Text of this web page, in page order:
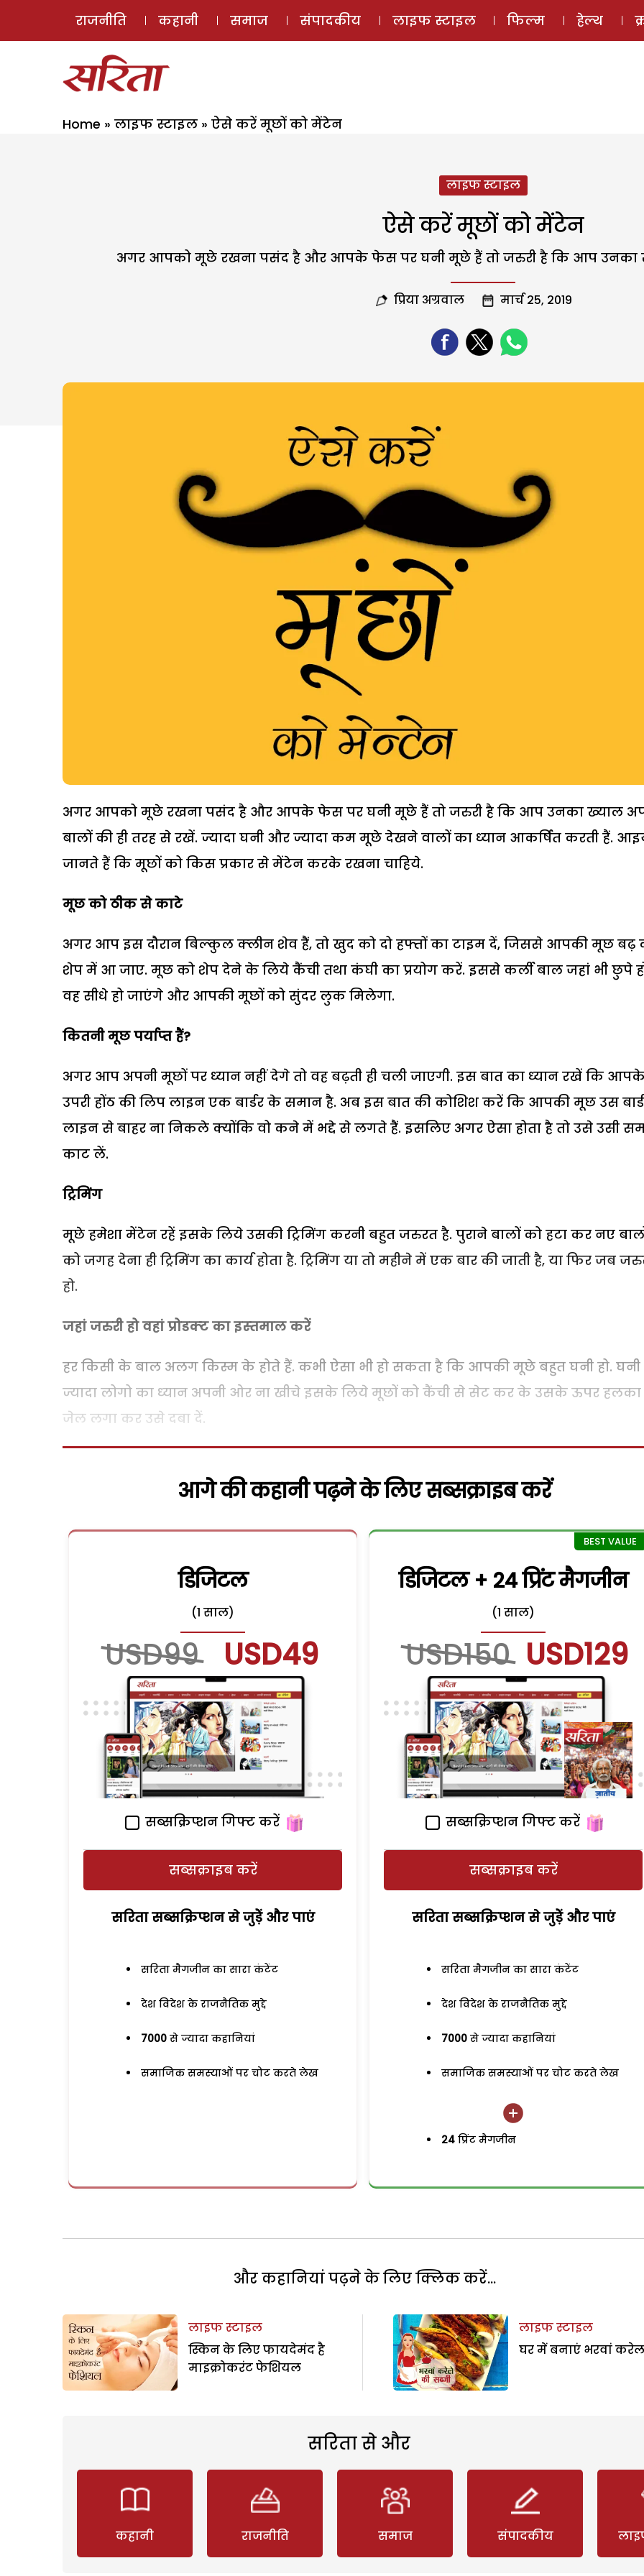
ई-मैगज़ीन
राजनीति कहानी समाज संपादकीय लाइफ स्टाइल फिल्म हेल्थ
Home » लाइफ स्टाइल » ऐसे करें मूछों को मेंटेन
लाइफ स्टाइल
ऐसे करें मूछों को मेंटेन
अगर आपको मूछे रखना पसंद है और आपके फेस पर घनी मूछे हैं तो जरुरी है कि आप उनका
प्रिया अग्रवाल मार्च 25, 2019
अगर आपको मूछे रखना पसंद है और आपके फेस पर घनी मूछे हैं तो जरुरी है कि आप उनका ख्‍याल
बालों की ही तरह से रखें. ज्‍यादा घनी और ज्‍यादा कम मूछे देखने वालों का ध्‍यान आकर्षित करती हैं.
जानते हैं कि मूछों को किस प्रकार से मेंटेन करके रखना चाहिये.
मूछ को ठीक से काटे
अगर आप इस दौरान बिल्‍कुल क्‍लीन शेव हैं, तो खुद को दो हफ्तों का टाइम दें, जिससे आपकी मूछ बढ़
शेप में आ जाए. मूछ को शेप देने के लिये कैंची तथा कंघी का प्रयोग करें. इससे कर्ली बाल जहां भी छुपे
वह सीधे हो जाएंगे और आपकी मूछों को सुंदर लुक मिलेगा.
कितनी मूछ पर्याप्‍त हैं?
अगर आप अपनी मूछों पर ध्‍यान नहीं देगे तो वह बढ़ती ही चली जाएगी. इस बात का ध्‍यान रखें कि
उपरी होंठ की लिप लाइन एक बार्डर के समान है. अब इस बात की कोशिश करें कि आपकी मूछ उस
लाइन से बाहर ना निकले क्योंकि वो कने में भद्दे से लगते हैं. इसलिए अगर ऐसा होता है तो उसे उसी
काट लें.
ट्रिमिंग
मूछे हमेशा मेंटेन रहें इसके लिये उसकी ट्रिमिंग करनी बहुत जरुरत है. पुराने बालों को हटा कर नए
को जगह देना ही ट्रिमिंग का कार्य होता है. ट्रिमिंग या तो महीने में एक बार की जाती है, या फिर जब
हो.
जहां जरुरी हो वहां प्रोडक्‍ट का इस्‍तमाल करें
हर किसी के बाल अलग किस्म के होते हैं. कभी ऐसा भी हो सकता है कि आपकी मूछे बहुत घनी हो.
ज्‍यादा लोगो का ध्‍यान अपनी ओर ना खीचे इसके लिये मूछों को कैंची से सेट कर के उसके ऊपर हलका
जेल लगा कर उसे दबा दें.
आगे की कहानी पढ़ने के लिए सब्सक्राइब करें
डिजिटल
(1 साल)
USD99 USD49
सब्सक्रिप्शन गिफ्ट करें
सब्सक्राइब करें
सरिता सब्सक्रिप्शन से जुड़ेें और पाएं
सरिता मैगजीन का सारा कंटेंट
देश विदेश के राजनैतिक मुद्दे
7000 से ज्यादा कहानियां
समाजिक समस्याओं पर चोट करते लेख
डिजिटल + 24 प्रिंट मैगजीन
(1 साल)
USD150 USD129
सब्सक्रिप्शन गिफ्ट करें
सब्सक्राइब करें
सरिता सब्सक्रिप्शन से जुड़ेें और पाएं
सरिता मैगजीन का सारा कंटेंट
देश विदेश के राजनैतिक मुद्दे
7000 से ज्यादा कहानियां
समाजिक समस्याओं पर चोट करते लेख
24 प्रिंट मैगजीन
और कहानियां पढ़ने के लिए क्लिक करें...
लाइफ स्टाइल
स्किन के लिए फायदेमंद है
माइक्रोकरंट फेशियल
लाइफ स्टाइल
घर में बनाएं भरवां
सरिता से और
कहानी राजनीति समाज संपादकीय